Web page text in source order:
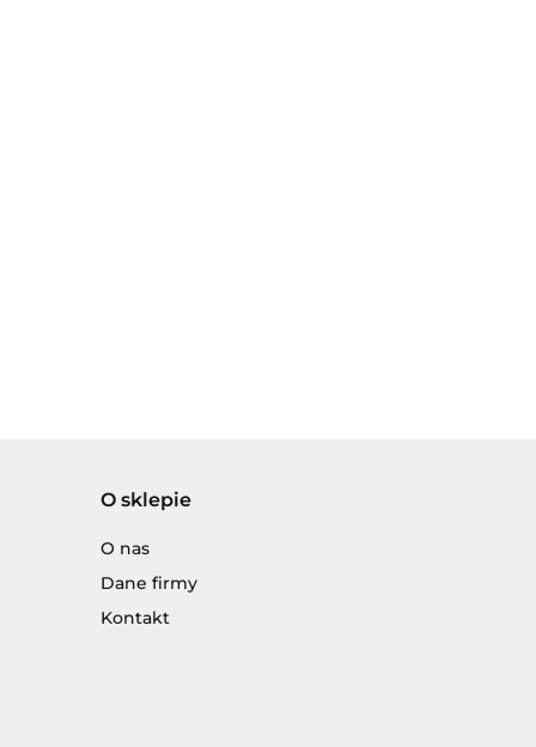
O sklepie
O nas
Dane firmy
Kontakt